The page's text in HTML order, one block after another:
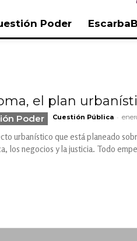
Poder
el plan
Poder Cuestión Pública -
urbanístico que está planeado
los negocios y la justicia. Todo